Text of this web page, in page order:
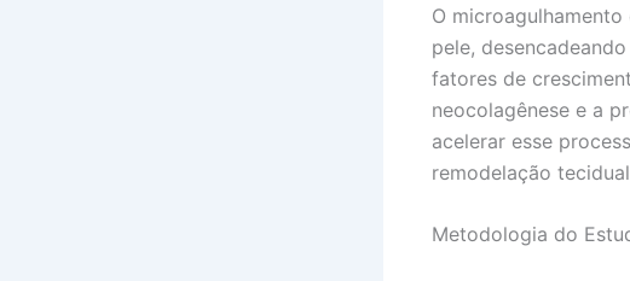
O
pele,
fatores de
neocolagênese e a
acelerar esse
remodelação
Metodologia do